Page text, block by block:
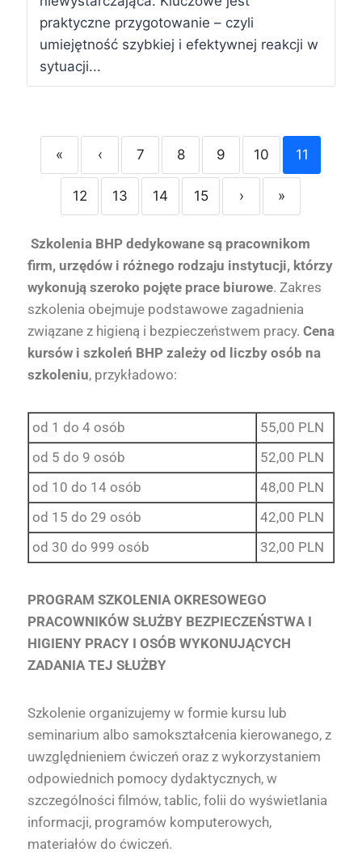
praktyczne przygotowanie – czyli
umiejętność szybkiej i efektywnej reakcji w
sytuacji...
« ‹ 7 8 9 10 11
12 13 14 15 › »
Szkolenia BHP dedykowane są pracownikom
firm, urzędów i różnego rodzaju instytucji, którzy
wykonują szeroko pojęte prace biurowe. Zakres
szkolenia obejmuje podstawowe zagadnienia
związane z higieną i bezpieczeństwem pracy. Cena
kursów i szkoleń BHP zależy od liczby osób na
szkoleniu, przykładowo:
od 1 do 4 osób
55,00 PLN
od 5 do 9 osób
52,00 PLN
od 10 do 14 osób
48,00 PLN
od 15 do 29 osób
42,00 PLN
od 30 do 999 osób
32,00 PLN
PROGRAM SZKOLENIA OKRESOWEGO
PRACOWNIKÓW SŁUŻBY BEZPIECZEŃSTWA I
HIGIENY PRACY I OSÓB WYKONUJĄCYCH
ZADANIA TEJ SŁUŻBY
Szkolenie organizujemy w formie kursu lub
seminarium albo samokształcenia kierowanego, z
uwzględnieniem ćwiczeń oraz z wykorzystaniem
odpowiednich pomocy dydaktycznych, w
szczególności filmów, tablic, folii do wyświetlania
informacji, programów komputerowych,
materiałów do ćwiczeń.